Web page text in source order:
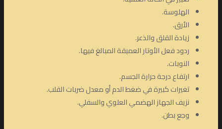
الهلوسة.
الأرق.
زيادة القلق والذعر.
ردود فعل الأوتار العميقة المبالغ فيها.
النوبات.
ارتفاع درجة حرارة الجسم.
تغيرات كبيرة في ضغط الدم أو معدل ضربات القلب.
نزيف الجهاز الهضمي العلوي والسفلي.
وجع بطن.